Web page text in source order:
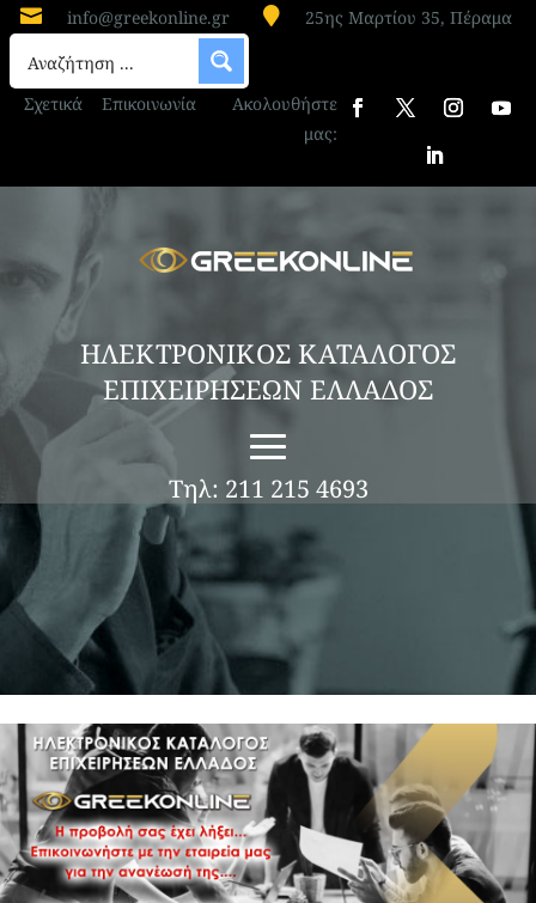
 info@greekonline.gr  25ης Μαρτίου 35, Πέραμα
Σχετικά Επικοινωνία
Ακολουθήστε
μας:
ΗΛΕΚΤΡΟΝΙΚΟΣ ΚΑΤΑΛΟΓΟΣ
ΕΠΙΧΕΙΡΗΣΕΩΝ ΕΛΛΑΔΟΣ
Τηλ: 211 215 4693